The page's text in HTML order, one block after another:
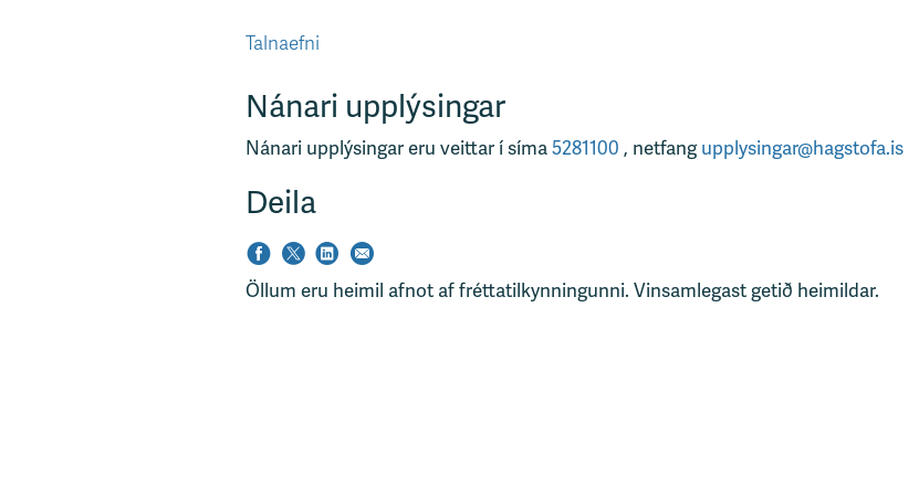
Talnaefni
Nánari upplýsingar
Nánari upplýsingar eru veittar í síma5281100 , netfangupplysingar@hagstofa.is
Deila
Öllum eru heimil afnot af fréttatilkynningunni. Vinsamlegast getið heimildar.